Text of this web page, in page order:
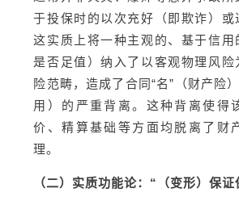
于投保时的以次充好（即欺诈）或
这实质上将一种主观的、基于信用
是否足值）纳入了以客观物理风险
险范畴，造成了合同“名”（财产险
用）的严重背离。这种背离使得
价、精算基础等方面均脱离了财
理。
（二）实质功能论：“（变形）保证